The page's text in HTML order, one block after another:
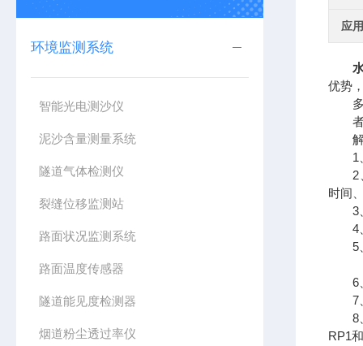
环境监测系统
智能光电测沙仪
泥沙含量测量系统
隧道气体检测仪
裂缝位移监测站
路面状况监测系统
路面温度传感器
隧道能见度检测器
烟道粉尘透过率仪
应
优势
多功
者提
解水
1、
2、
时间
3、
4、
5、
6、
7、
8、
RP1